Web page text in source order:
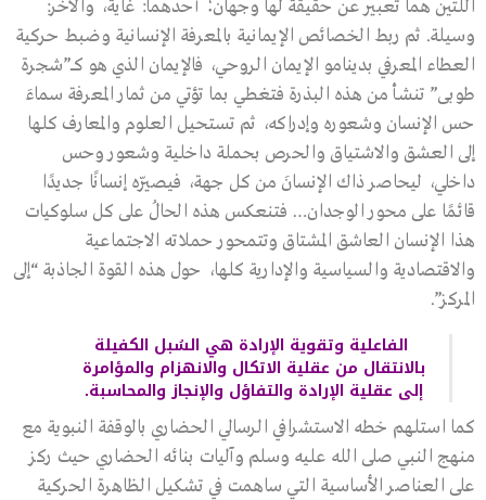
اللتين هما تعبير عن حقيقة لها وجهان؛ أحدهما: غاية، والآخر:
وسيلة. ثم ربط الخصائص الإيمانية بالمعرفة الإنسانية وضبط حركية
العطاء المعرفي بدينامو الإيمان الروحي، فالإيمان الذي هو كـــ”شجرة
طوبى” تنشأ من هذه البذرة فتغطي بما تؤتي من ثمار المعرفة سماءَ
حس الإنسان وشعوره وإدراكه، ثم تستحيل العلوم والمعارف كلها
إلى العشق والاشتياق والحرص بحملة داخلية وشعور وحس
داخلي، ليحاصر ذاك الإنسانَ من كل جهة، فيصيّره إنسانًا جديدًا
قائمًا على محور الوجدان… فتنعكس هذه الحالُ على كل سلوكيات
هذا الإنسان العاشق المشتاق وتتمحور حملاته الاجتماعية
والاقتصادية والسياسية والإدارية كلها، حول هذه القوة الجاذبة “إلى
المركز”.
الفاعلية وتقوية الإرادة هي السُبل الكفيلة
بالانتقال من عقلية الاتكال والانهزام والمؤامرة
إلى عقلية الإرادة والتفاؤل والإنجاز والمحاسبة.
كما استلهم خطه الاستشرافي الرسالي الحضاري بالوقفة النبوية مع
منهج النبي صلى الله عليه وسلم وآليات بنائه الحضاري حيث ركز
على العناصر الأساسية التي ساهمت في تشكيل الظاهرة الحركية